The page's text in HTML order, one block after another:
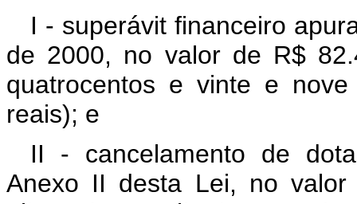
I - superávit financeiro
de 2000, no valor de R$
quatrocentos e vinte e
reais); e
II - cancelamento de
Anexo II desta Lei, no valor